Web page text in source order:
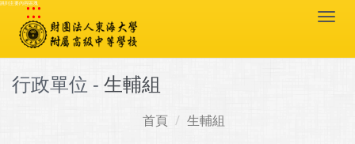
跳到主要內容區塊
:::
行政單位 - 生輔組
首頁 生輔組